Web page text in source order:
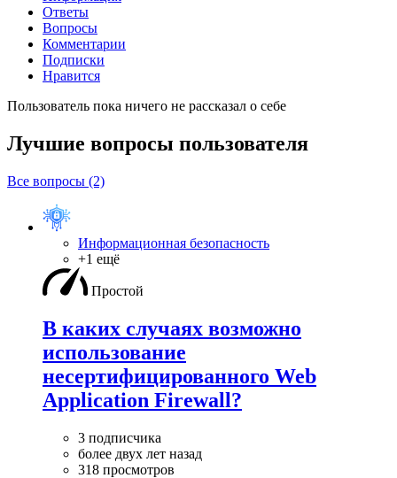
Ответы
Вопросы
Комментарии
Подписки
Нравится
Пользователь пока ничего не рассказал о себе
Лучшие вопросы пользователя
Все вопросы (2)
Информационная безопасность
+1 ещё
Простой
В каких случаях возможно
использование
несертифицированного Web
Application Firewall?
3 подписчика
более двух лет назад
318 просмотров